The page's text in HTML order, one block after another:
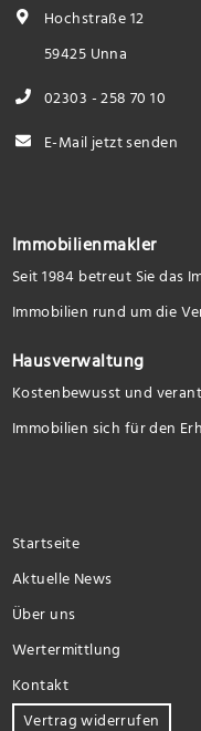
Hochstraße 12
59425 Unna
02303 - 258 70 10
E-Mail jetzt senden
Immobilienmakler
Seit 1984 betreut Sie das
Immobilien rund um die
Hausverwaltung
Kostenbewusst und
Immobilien sich für den
Startseite
Aktuelle News
Über uns
Wertermittlung
Kontakt
Vertrag widerrufen